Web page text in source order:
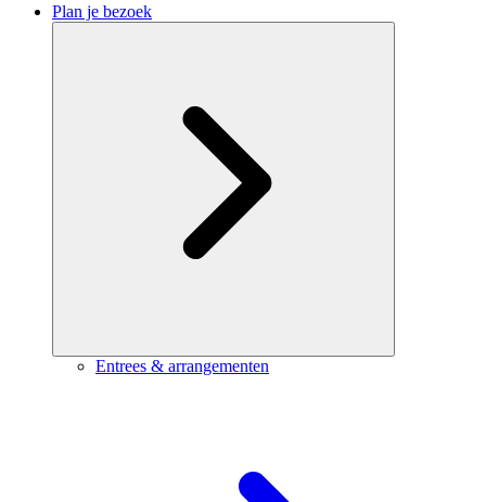
Plan je bezoek
Entrees & arrangementen